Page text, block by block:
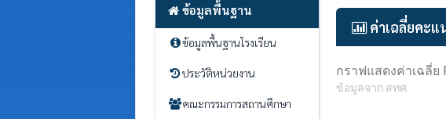
ข้อมูลพื้นฐาน
ข้อมูลพื้นฐานโรงเรียน
ประวัติหน่วยงาน
คณะกรรมการสถานศึกษา
ค่าเฉลี่ยคะแ
กราฟแสดงค่าเฉลี่ย
ข้อมูลจาก สทศ.